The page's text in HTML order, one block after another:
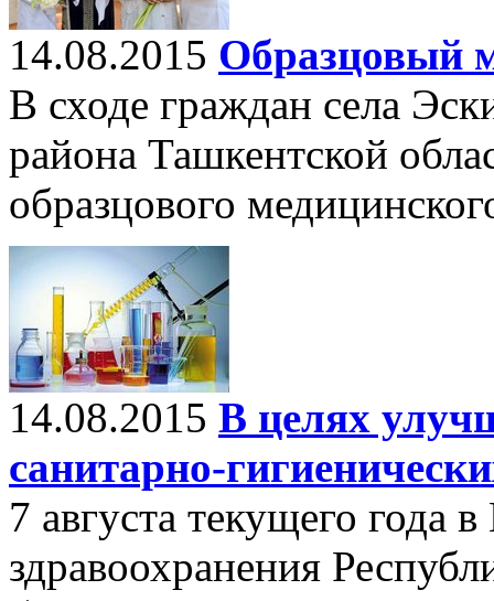
14.08.2015 Образцовый
В сходе граждан села
района Ташкентской
образцового
14.08.2015 В целях
санитарно-
7 августа текущего года
здравоохранения